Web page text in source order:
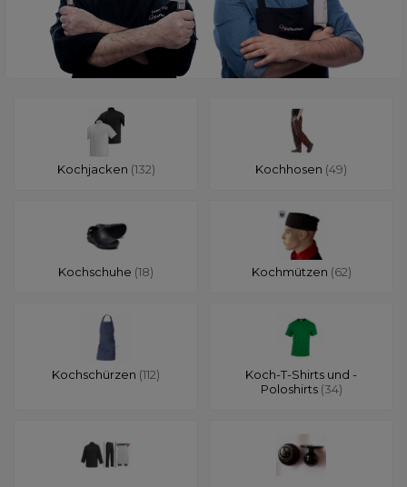
Kochjacken (132) Kochhosen (49)
Kochschuhe (18) Kochmützen (62)
Kochschürzen (112)
Koch-T-Shirts und -
Poloshirts (34)